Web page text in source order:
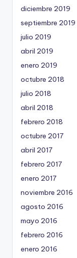
diciembre 2019
septiembre 2019
julio 2019
abril 2019
enero 2019
octubre 2018
julio 2018
abril 2018
febrero 2018
octubre 2017
abril 2017
febrero 2017
enero 2017
noviembre 2016
agosto 2016
mayo 2016
febrero 2016
enero 2016